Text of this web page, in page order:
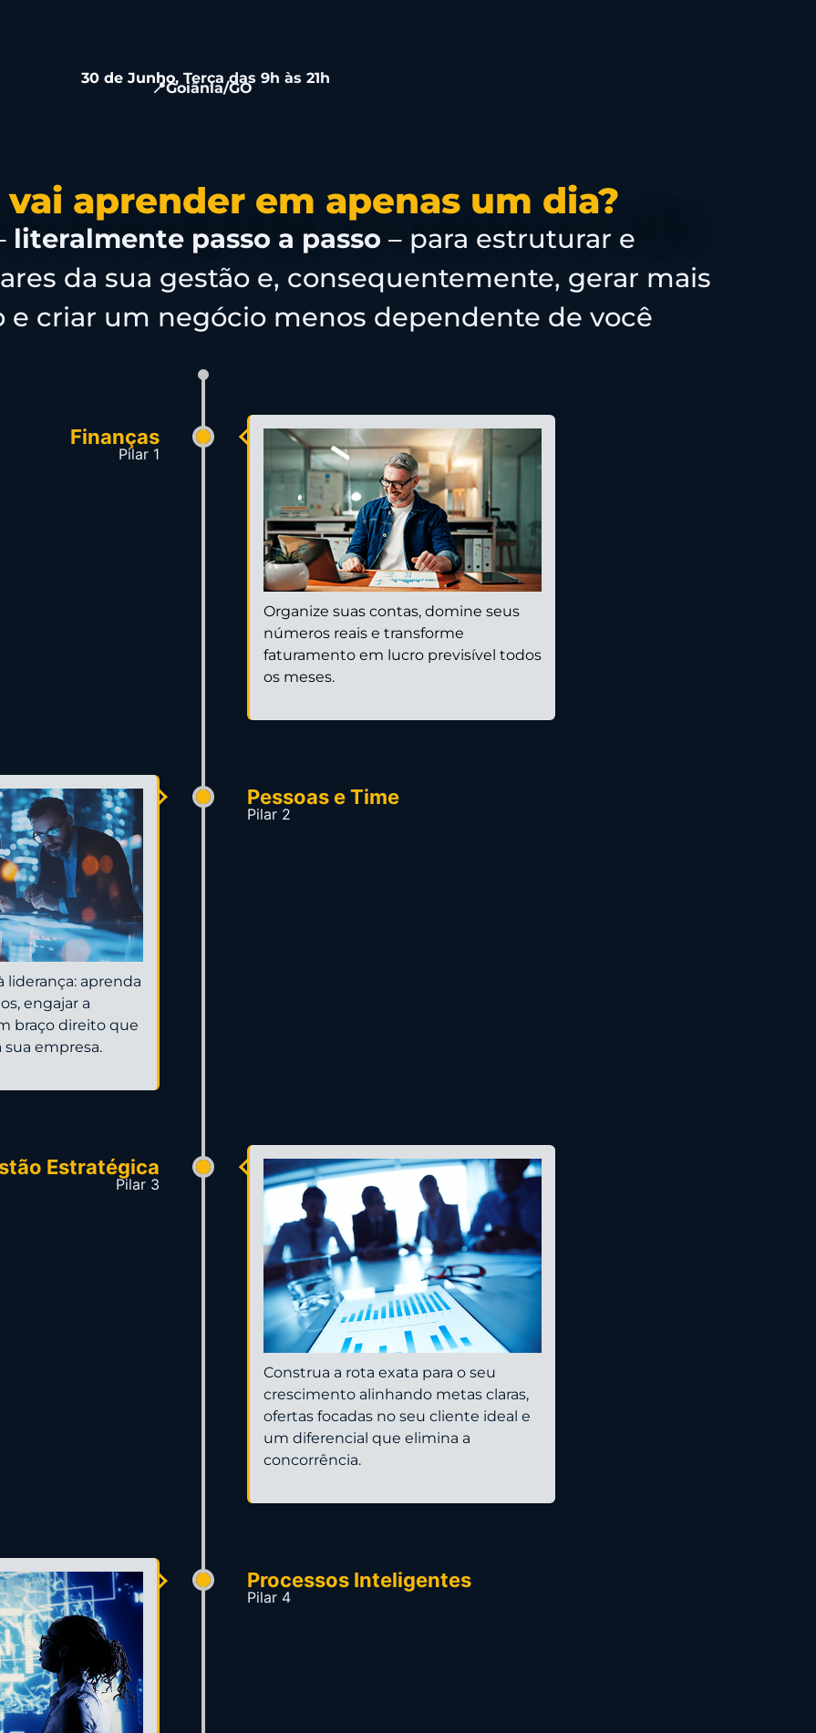
30 de Junho, Terça das 9h às 21h
📍Goiânia/GO
aprender em apenas um dia?
literalmente passo a passo – para estruturar e
da sua gestão e, consequentemente, gerar mais
e criar um negócio menos dependente de você
Finanças
Pilar 1
Organize suas contas, domine seus
números reais e transforme
faturamento em lucro previsível todos
os meses.
Pessoas e Time
Pilar 2
aprenda
engajar a
braço direito que
empresa.
Estratégica
Pilar 3
Construa a rota exata para o seu
crescimento alinhando metas claras,
ofertas focadas no seu cliente ideal e
um diferencial que elimina a
concorrência.
Processos Inteligentes
Pilar 4